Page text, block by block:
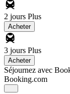
2 jours Plus
Acheter
3 jours Plus
Acheter
Séjournez avec
Booking.com